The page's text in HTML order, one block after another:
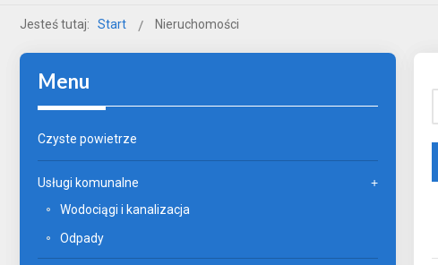
Jesteś tutaj: Start Nieruchomości
Menu
Czyste powietrze
Usługi komunalne
Wodociągi i kanalizacja
Odpady